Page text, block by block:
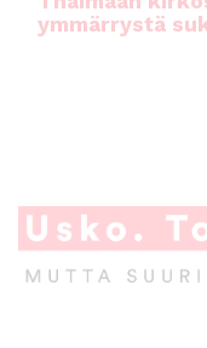
ymmärrystä